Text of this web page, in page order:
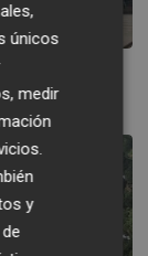
Müller
Cheste
únicos
medir
y